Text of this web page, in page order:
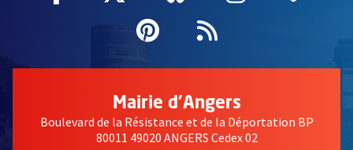
Pinterest
, Ouvre une
Flux RSS
Mairie d'Angers
Boulevard de la Résistance et de la Déportation BP
80011 49020 ANGERS Cedex 02